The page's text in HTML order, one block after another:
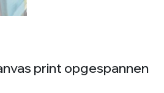
print opgespannen